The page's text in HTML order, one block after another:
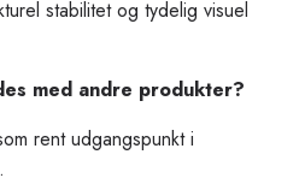
stabilitet og tydelig visuel
med andre produkter?
rent udgangspunkt i